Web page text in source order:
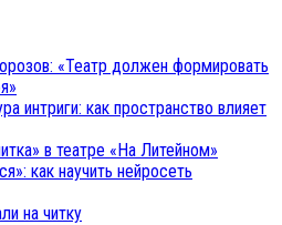
«Театр должен формировать
интриги: как пространство влияет
в театре «На Литейном»
как научить нейросеть
на читку